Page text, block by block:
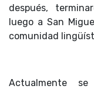
después,
luego a San
comunidad
Actualmente